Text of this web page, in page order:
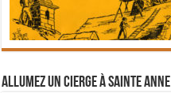
Allumez un cierge à Sainte Anne